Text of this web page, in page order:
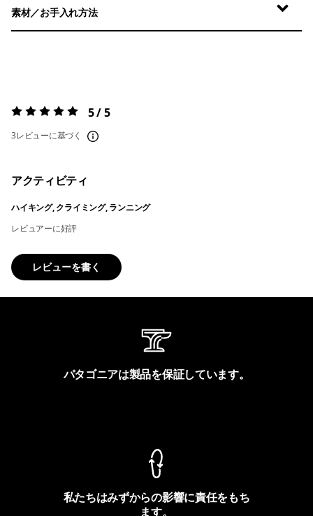
素材／お手入れ方法
評価:5 / 5 5 / 5
3レビューに基づく
アクティビティ
ハイキング, クライミング, ランニング
レビュアーに好評
レビューを書く
パタゴニアは製品を保証しています。
私たちはみずからの影響に責任をもち
ます。